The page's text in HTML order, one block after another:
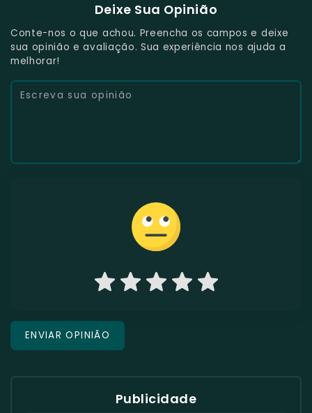
Deixe Sua Opinião
Conte-nos o que achou. Preencha os campos e deixe
sua opinião e avaliação. Sua experiência nos ajuda a
melhorar!
Publicidade